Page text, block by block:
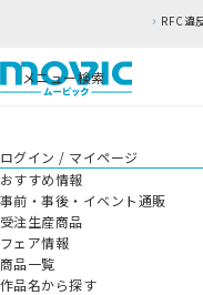
RFC違
メニュー検索
ログイン / マイページ
おすすめ情報
事前・事後・イベント通販
受注生産商品
フェア情報
商品一覧
作品名から探す